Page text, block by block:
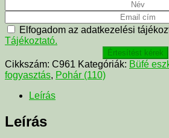
Elfogadom az adatkezelési
Tájékoztató.
Értesítést kérek
Cikkszám: C961 Kategóriák: Büfé
fogyasztás, Pohár (110)
Leírás
Leírás